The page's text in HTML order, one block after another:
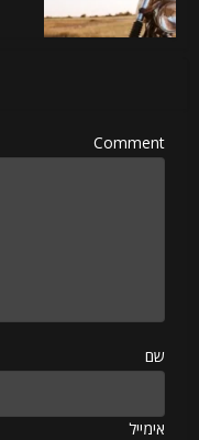
Comment
שם
אימייל